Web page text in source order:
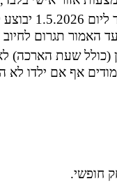
האמור תגרום לחיוב
אף אם ילדו לא